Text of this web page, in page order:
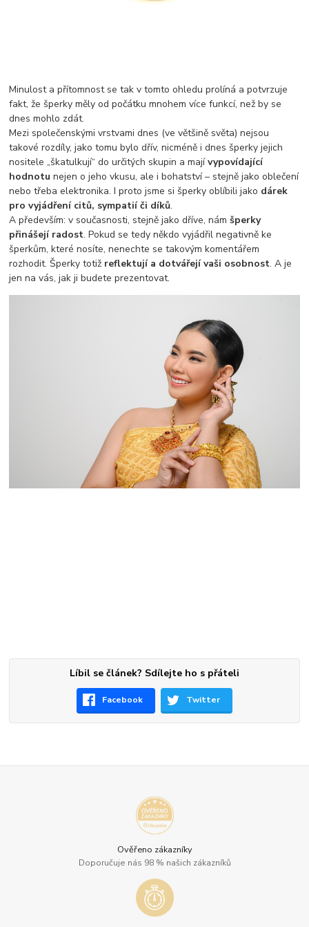
Minulost a přítomnost se tak v tomto ohledu prolíná a potvrzuje
fakt, že šperky měly od počátku mnohem více funkcí, než by se
dnes mohlo zdát.
Mezi společenskými vrstvami dnes (ve většině světa) nejsou
takové rozdíly, jako tomu bylo dřív, nicméně i dnes šperky jejich
nositele „škatulkují“ do určitých skupin a majívypovídající
hodnotu nejen o jeho vkusu, ale i bohatství – stejně jako oblečení
nebo třeba elektronika. I proto jsme si šperky oblíbili jako dárek
pro vyjádření citů, sympatií či díků.
A především: v současnosti, stejně jako dříve, námšperky
přinášejí radost. Pokud se tedy někdo vyjádřil negativně ke
šperkům, které nosíte, nenechte se takovým komentářem
rozhodit. Šperky totiž reflektují a dotvářejí vaši osobnost. A je
jen na vás, jak ji budete prezentovat.
Líbil se článek? Sdílejte ho s přáteli
Facebook Twitter
Ověřeno zákazníky
Doporučuje nás 98 % našich zákazníků